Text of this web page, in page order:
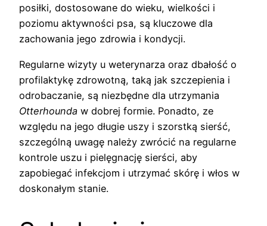
posiłki, dostosowane do wieku, wielkości i
poziomu aktywności psa, są kluczowe dla
zachowania jego zdrowia i kondycji.
Regularne wizyty u weterynarza oraz dbałość o
profilaktykę zdrowotną, taką jak szczepienia i
odrobaczanie, są niezbędne dla utrzymania
Otterhounda w dobrej formie. Ponadto, ze
względu na jego długie uszy i szorstką sierść,
szczególną uwagę należy zwrócić na regularne
kontrole uszu i pielęgnację sierści, aby
zapobiegać infekcjom i utrzymać skórę i włos w
doskonałym stanie.